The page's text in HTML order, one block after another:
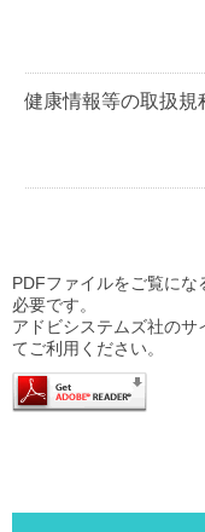
健康情報等の取扱規
PDFファイルをご覧に
必要です。
アドビシステムズ社のサ
てご利用ください。